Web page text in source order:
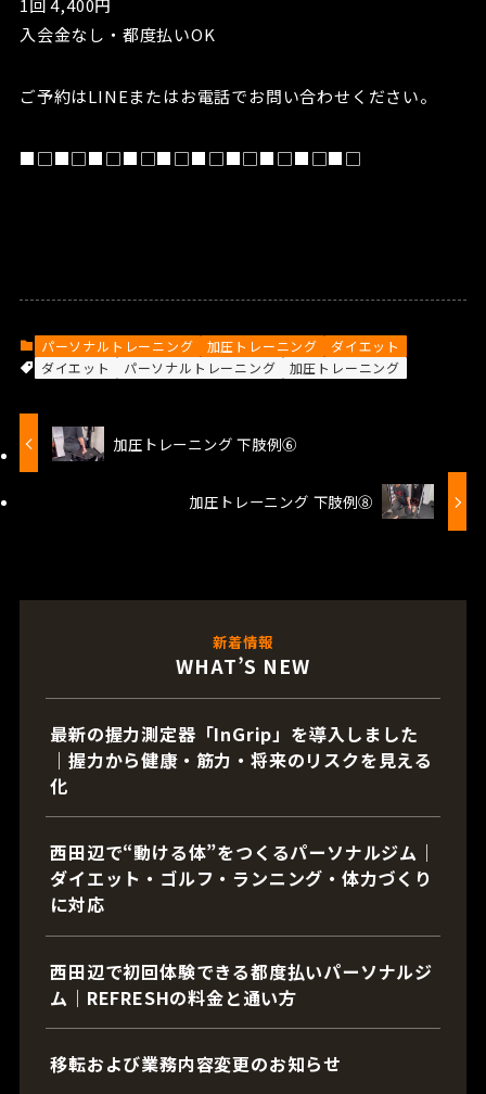
入会金なし・都度払いOK
ご予約はLINEまたはお電話でお問い合わせください。
■□■□■□■□■□■□■□■□■□■□
パーソナルトレーニング 加圧トレーニング
ダイエット
ダイエット
パーソナルトレーニング 加圧トレーニング
加圧トレーニング 下肢例⑥
加圧トレーニング 下肢例⑧
新着情報
WHAT’S NEW
最新の握力測定器「InGrip」を導入しました
｜握力から健康・筋力・将来のリスクを見える
化
西田辺で“動ける体”をつくるパーソナルジム｜
ダイエット・ゴルフ・ランニング・体力づくり
に対応
西田辺で初回体験できる都度払いパーソナルジ
ム｜REFRESHの料金と通い方
移転および業務内容変更のお知らせ